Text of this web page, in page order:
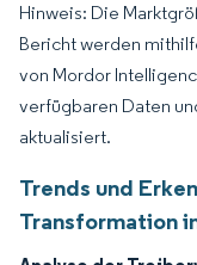
Hinweis: Die
Bericht werden
von Mordor
verfügbaren Daten
aktualisiert.
Trends und
Transformation